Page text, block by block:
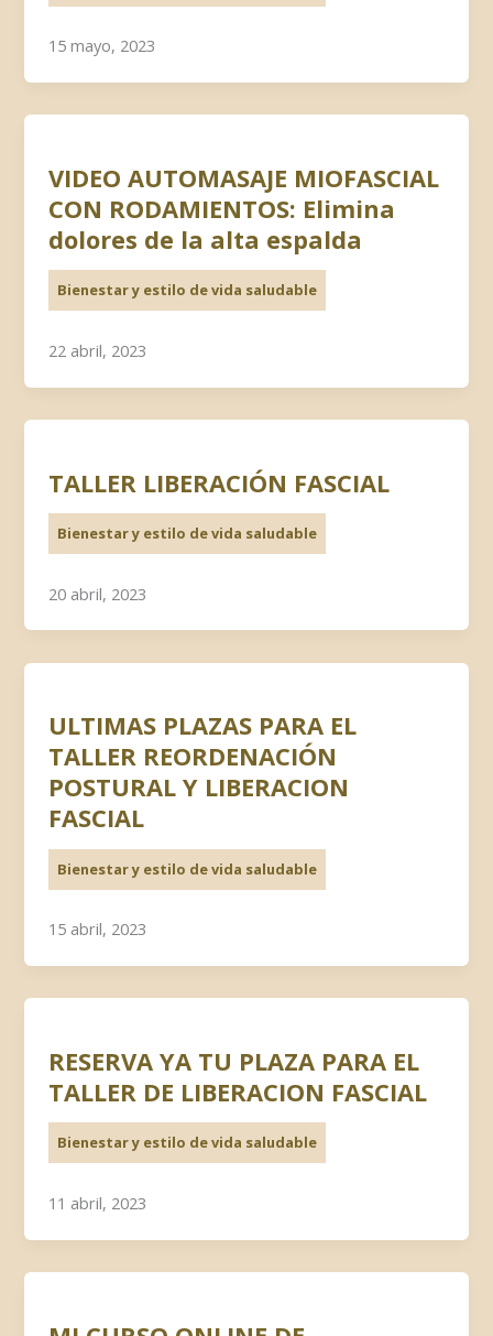
15 mayo, 2023
VIDEO AUTOMASAJE MIOFASCIAL
CON RODAMIENTOS: Elimina
dolores de la alta espalda
Bienestar y estilo de vida saludable
22 abril, 2023
TALLER LIBERACIÓN FASCIAL
Bienestar y estilo de vida saludable
20 abril, 2023
ULTIMAS PLAZAS PARA EL
TALLER REORDENACIÓN
POSTURAL Y LIBERACION
FASCIAL
Bienestar y estilo de vida saludable
15 abril, 2023
RESERVA YA TU PLAZA PARA EL
TALLER DE LIBERACION FASCIAL
Bienestar y estilo de vida saludable
11 abril, 2023